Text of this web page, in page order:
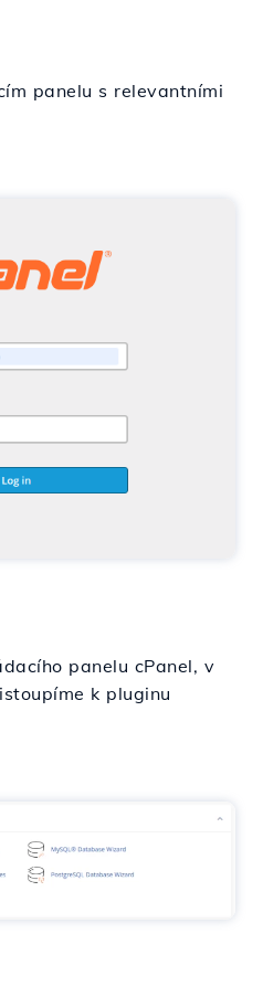
panelu s relevantními
panelu cPanel, v
k pluginu